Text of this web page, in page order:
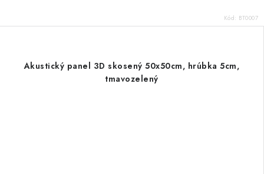
Kód: BT0007
Akustický panel 3D skosený 50x50cm, hrúbka 5cm,
tmavozelený